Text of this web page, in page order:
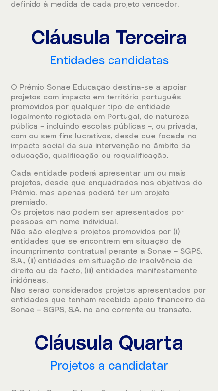
definido à medida de cada projeto vencedor.
Cláusula Terceira
Entidades candidatas
O Prémio Sonae Educação destina-se a apoiar
projetos com impacto em território português,
promovidos por qualquer tipo de entidade
legalmente registada em Portugal, de natureza
pública – incluindo escolas públicas –, ou privada,
com ou sem fins lucrativos, desde que focada no
impacto social da sua intervenção no âmbito da
educação, qualificação ou requalificação.
Cada entidade poderá apresentar um ou mais
projetos, desde que enquadrados nos objetivos do
Prémio, mas apenas poderá ter um projeto
premiado.
Os projetos não podem ser apresentados por
pessoas em nome individual.
Não são elegíveis projetos promovidos por (i)
entidades que se encontrem em situação de
incumprimento contratual perante a Sonae – SGPS,
S.A., (ii) entidades em situação de insolvência de
direito ou de facto, (iii) entidades manifestamente
inidóneas.
Não serão considerados projetos apresentados por
entidades que tenham recebido apoio financeiro da
Sonae – SGPS, S.A. no ano corrente ou transato.
Cláusula Quarta
Projetos a candidatar